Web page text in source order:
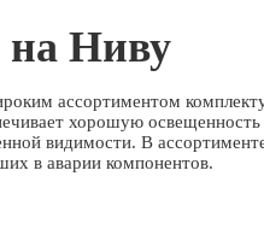
Ниву
ассортиментом
хорошую
видимости. В
в аварии компонентов.